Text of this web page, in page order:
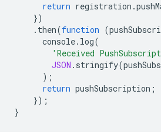
return registration .
})
. then(function (
console. log(
'Received
JSON . stringify(
);
return pushSubscription ;
});
}